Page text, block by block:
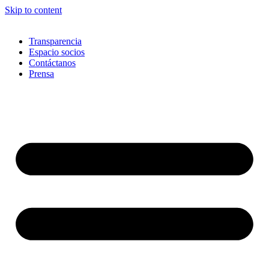
Skip to content
Transparencia
Espacio socios
Contáctanos
Prensa